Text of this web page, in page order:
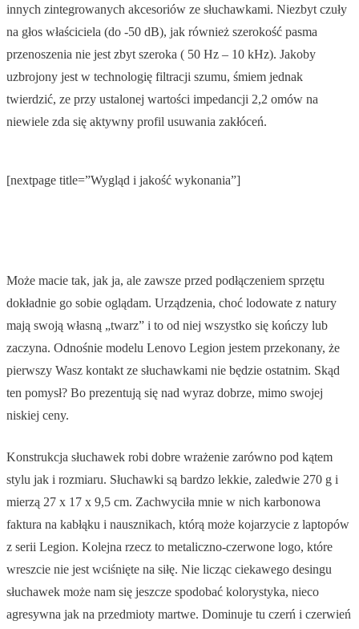
innych zintegrowanych akcesoriów ze słuchawkami. Niezbyt czuły
na głos właściciela (do -50 dB), jak również szerokość pasma
przenoszenia nie jest zbyt szeroka ( 50 Hz – 10 kHz). Jakoby
uzbrojony jest w technologię filtracji szumu, śmiem jednak
twierdzić, ze przy ustalonej wartości impedancji 2,2 omów na
niewiele zda się aktywny profil usuwania zakłóceń.
[nextpage title=”Wygląd i jakość wykonania”]
Może macie tak, jak ja, ale zawsze przed podłączeniem sprzętu
dokładnie go sobie oglądam. Urządzenia, choć lodowate z natury
mają swoją własną „twarz” i to od niej wszystko się kończy lub
zaczyna. Odnośnie modelu Lenovo Legion jestem przekonany, że
pierwszy Wasz kontakt ze słuchawkami nie będzie ostatnim. Skąd
ten pomysł? Bo prezentują się nad wyraz dobrze, mimo swojej
niskiej ceny.
Konstrukcja słuchawek robi dobre wrażenie zarówno pod kątem
stylu jak i rozmiaru. Słuchawki są bardzo lekkie, zaledwie 270 g i
mierzą 27 x 17 x 9,5 cm. Zachwyciła mnie w nich karbonowa
faktura na kabłąku i nausznikach, którą może kojarzycie z laptopów
z serii Legion. Kolejna rzecz to metaliczno-czerwone logo, które
wreszcie nie jest wciśnięte na siłę. Nie licząc ciekawego desingu
słuchawek może nam się jeszcze spodobać kolorystyka, nieco
agresywna jak na przedmioty martwe. Dominuje tu czerń i czerwień